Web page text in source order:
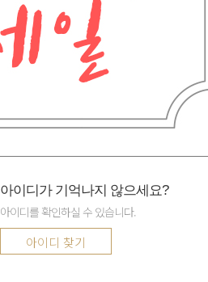
아이디가 기억나지 않으세요?
아이디를 확인하실 수 있습니다.
아이디 찾기